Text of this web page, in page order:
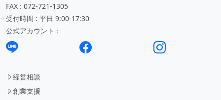
FAX : 072-721-1305
受付時間 : 平日 9:00-17:30
公式アカウント：
経営相談
創業支援